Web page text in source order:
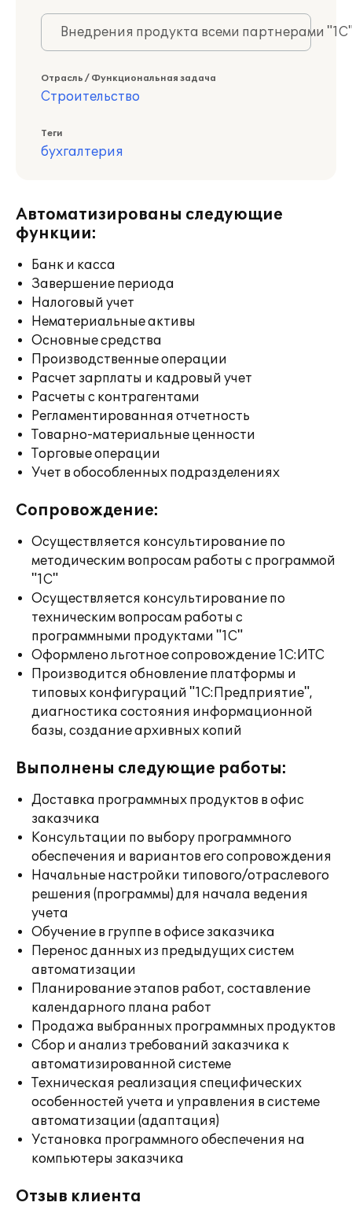
Внедрения продукта всеми партнерами
Отрасль / Функциональная задача
Строительство
Теги
бухгалтерия
Автоматизированы следующие
функции:
Банк и касса
Завершение периода
Налоговый учет
Нематериальные активы
Основные средства
Производственные операции
Расчет зарплаты и кадровый учет
Расчеты с контрагентами
Регламентированная отчетность
Товарно-материальные ценности
Торговые операции
Учет в обособленных подразделениях
Сопровождение:
Осуществляется консультирование по
методическим вопросам работы с программой
"1С"
Осуществляется консультирование по
техническим вопросам работы с
программными продуктами "1С"
Оформлено льготное сопровождение 1С:ИТС
Производится обновление платформы и
типовых конфигураций "1С:Предприятие",
диагностика состояния информационной
базы, создание архивных копий
Выполнены следующие работы:
Доставка программных продуктов в офис
заказчика
Консультации по выбору программного
обеспечения и вариантов его сопровождения
Начальные настройки типового/отраслевого
решения (программы) для начала ведения
учета
Обучение в группе в офисе заказчика
Перенос данных из предыдущих систем
автоматизации
Планирование этапов работ, составление
календарного плана работ
Продажа выбранных программных продуктов
Сбор и анализ требований заказчика к
автоматизированной системе
Техническая реализация специфических
особенностей учета и управления в системе
автоматизации (адаптация)
Установка программного обеспечения на
компьютеры заказчика
Отзыв клиента